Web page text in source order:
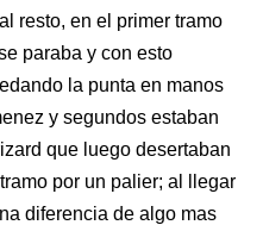
resto, en el primer tramo
paraba y con esto
la punta en manos
y segundos estaban
que luego desertaban
por un palier; al llegar
diferencia de algo mas